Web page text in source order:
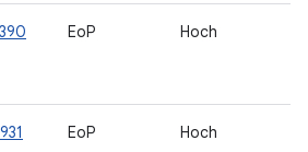
EoP Hoch
EoP Hoch